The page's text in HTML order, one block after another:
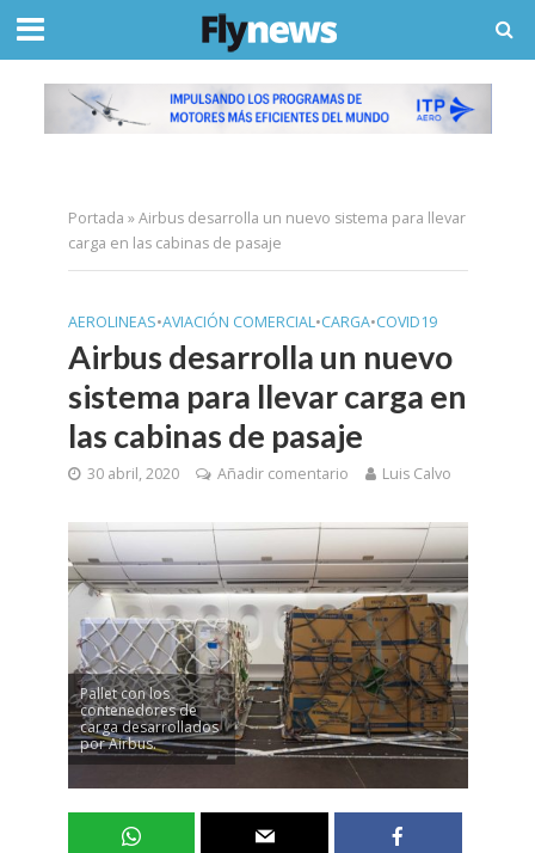
Portada »Airbus desarrolla un nuevo sistema para llevar
carga en las cabinas de pasaje
AEROLINEAS•AVIACIÓN COMERCIAL•CARGA•COVID19
Airbus desarrolla un nuevo
sistema para llevar carga en
las cabinas de pasaje
30 abril, 2020 Añadir comentario Luis Calvo
Pallet con los
contenedores de
carga desarrollados
por Airbus.